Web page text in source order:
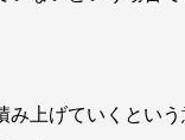
み上げていくという